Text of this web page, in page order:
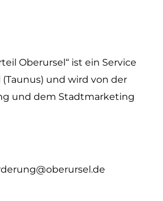
Oberursel“ ist ein Service
und wird von der
und dem Stadtmarketing